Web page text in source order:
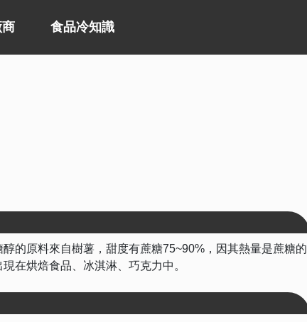
食品冷知識
的原料來自樹薯，甜度有蔗糖75~90%，因其熱量是蔗糖的
在烘焙食品、冰淇淋、巧克力中。